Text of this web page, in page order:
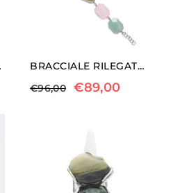
BRACCIALE RILEGATO IN ACQUAMARINA ED ELIODORO SCONTORNATO
€96,00 €89,00